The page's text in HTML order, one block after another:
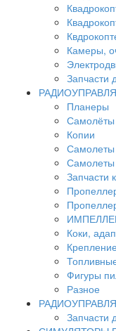
Камеры,
Запчасти
Планеры
Копии
Самолеты
Запчасти
Коки,
Фигуры
Разное
Запчасти